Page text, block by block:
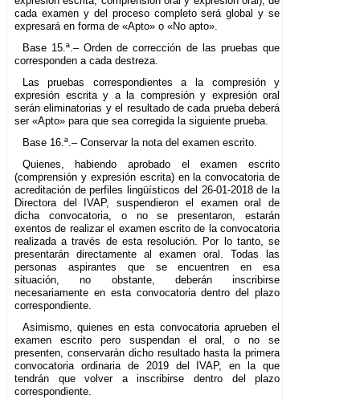
cada examen y del proceso completo será global y se
expresará en forma de «Apto» o «No apto».
Base 15.ª.– Orden de corrección de las pruebas que
corresponden a cada destreza.
Las pruebas correspondientes a la compresión y
expresión escrita y a la compresión y expresión oral
serán eliminatorias y el resultado de cada prueba deberá
ser «Apto» para que sea corregida la siguiente prueba.
Base 16.ª.– Conservar la nota del examen escrito.
Quienes, habiendo aprobado el examen escrito
(comprensión y expresión escrita) en la convocatoria de
acreditación de perfiles lingüísticos del 26-01-2018 de la
Directora del IVAP, suspendieron el examen oral de
dicha convocatoria, o no se presentaron, estarán
exentos de realizar el examen escrito de la convocatoria
realizada a través de esta resolución. Por lo tanto, se
presentarán directamente al examen oral. Todas las
personas aspirantes que se encuentren en esa
situación, no obstante, deberán inscribirse
necesariamente en esta convocatoria dentro del plazo
correspondiente.
Asimismo, quienes en esta convocatoria aprueben el
examen escrito pero suspendan el oral, o no se
presenten, conservarán dicho resultado hasta la primera
convocatoria ordinaria de 2019 del IVAP, en la que
tendrán que volver a inscribirse dentro del plazo
correspondiente.